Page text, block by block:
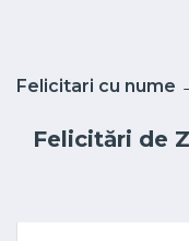
Felicitari cu nume
Felicitări de